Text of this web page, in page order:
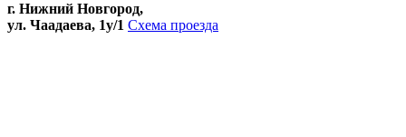
г. Нижний Новгород,
ул. Чаадаева, 1у/1 Схема проезда